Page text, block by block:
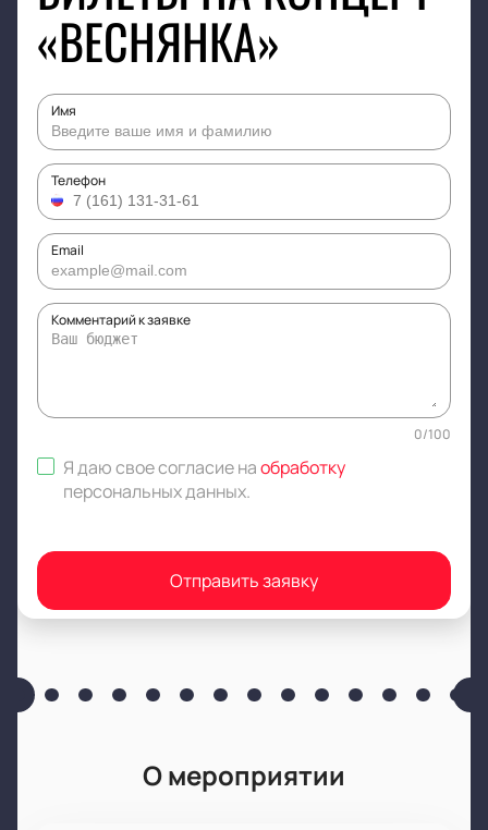
«ВЕСНЯНКА»
Имя
Телефон
Email
Комментарий к заявке
0/100
Я даю свое согласие наобработку
персональных данных.
Отправить заявку
О мероприятии